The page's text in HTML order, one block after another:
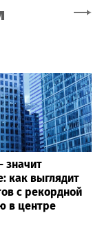
значит
как выглядит
с рекордной
в центре